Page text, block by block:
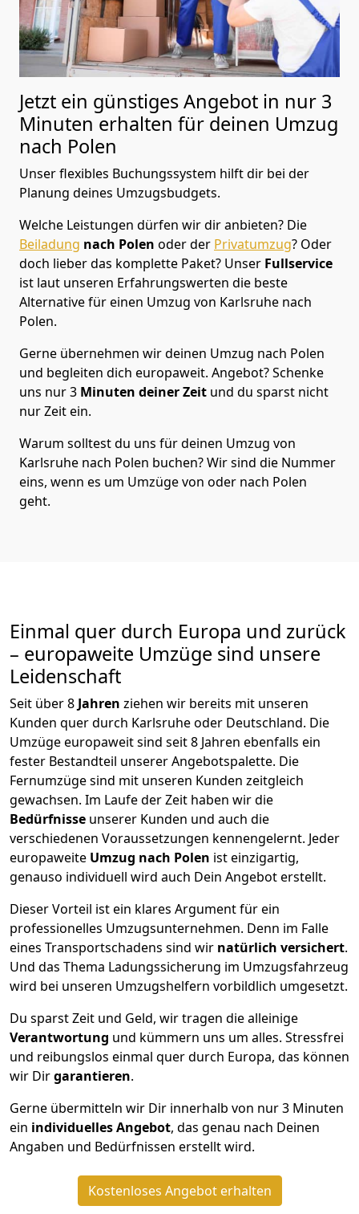
Jetzt ein günstiges Angebot in nur 3
Minuten erhalten für deinen Umzug
nach Polen
Unser flexibles Buchungssystem hilft dir bei der
Planung deines Umzugsbudgets.
Welche Leistungen dürfen wir dir anbieten? Die
Beiladung nach Polen oder der Privatumzug? Oder
doch lieber das komplette Paket? Unser Fullservice
ist laut unseren Erfahrungswerten die beste
Alternative für einen Umzug von Karlsruhe nach
Polen.
Gerne übernehmen wir deinen Umzug nach Polen
und begleiten dich europaweit. Angebot? Schenke
uns nur3 Minuten deiner Zeit und du sparst nicht
nur Zeit ein.
Warum solltest du uns für deinen Umzug von
Karlsruhe nach Polen buchen? Wir sind die Nummer
eins, wenn es um Umzüge von oder nach Polen
geht.
Einmal quer durch Europa und zurück
– europaweite Umzüge sind unsere
Leidenschaft
Seit über8 Jahren ziehen wir bereits mit unseren
Kunden quer durch Karlsruheoder Deutschland. Die
Umzüge europaweit sind seit8 Jahren ebenfalls ein
fester Bestandteil unserer Angebotspalette. Die
Fernumzüge sind mit unseren Kunden zeitgleich
gewachsen. Im Laufe der Zeit haben wir die
Bedürfnisse unserer Kunden und auch die
verschiedenen Voraussetzungen kennengelernt. Jeder
europaweite Umzug nach Polen ist einzigartig,
genauso individuell wird auch Dein Angebot erstellt.
Dieser Vorteil ist ein klares Argument für ein
professionelles Umzugsunternehmen. Denn im Falle
eines Transportschadens sind wir natürlich versichert.
Und das Thema Ladungssicherung im Umzugsfahrzeug
wird bei unseren Umzugshelfern vorbildlich umgesetzt.
Du sparst Zeit und Geld, wir tragen die alleinige
Verantwortung und kümmern uns um alles. Stressfrei
und reibungslos einmal quer durch Europa, das können
wir Dirgarantieren.
Gerne übermitteln wir Dir innerhalb von nur3 Minuten
ein individuelles Angebot, das genau nach Deinen
Angaben und Bedürfnissen erstellt wird.
Kostenloses Angebot erhalten